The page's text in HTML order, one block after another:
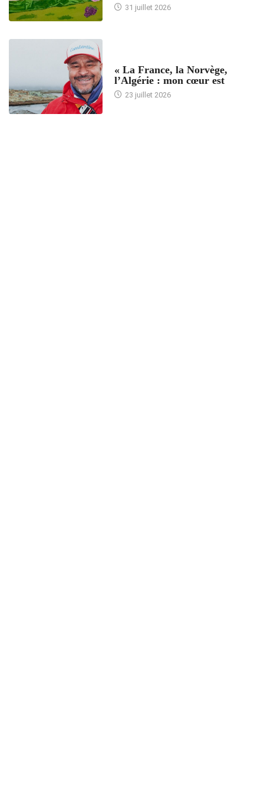
31 juillet 2026
« La France, la Norvège,
l’Algérie : mon cœur est
23 juillet 2026